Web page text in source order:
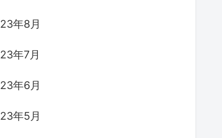
年8月
年7月
年6月
年5月